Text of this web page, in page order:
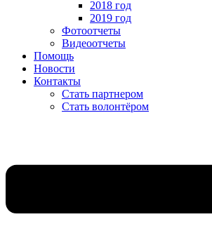
2018 год
2019 год
Фотоотчеты
Видеоотчеты
Помощь
Новости
Контакты
Стать партнером
Стать волонтёром